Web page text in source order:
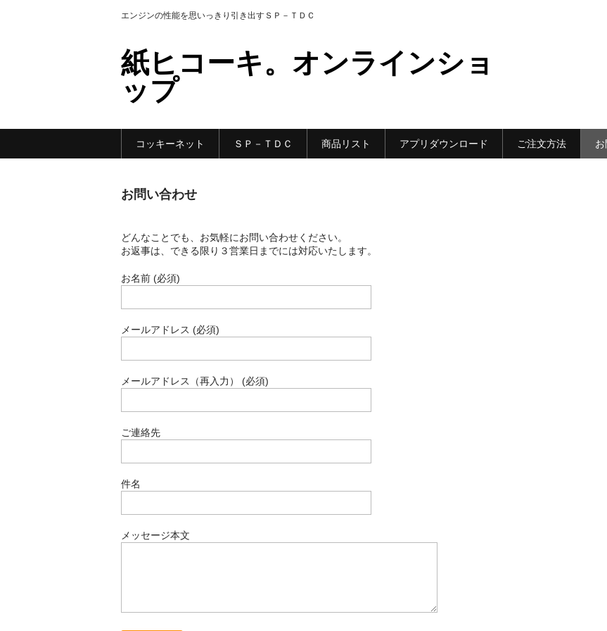
エンジンの性能を思いっきり引き出すＳＰ－ＴＤＣ
紙ヒコーキ。オンラインショ
ップ
コッキーネット ＳＰ－ＴＤＣ 商品リスト アプリダウンロード ご注文方法
お問い合わせ
どんなことでも、お気軽にお問い合わせください。
お返事は、できる限り３営業日までには対応いたします。
お名前 (必須)
メールアドレス (必須)
メールアドレス（再入力） (必須)
ご連絡先
件名
メッセージ本文